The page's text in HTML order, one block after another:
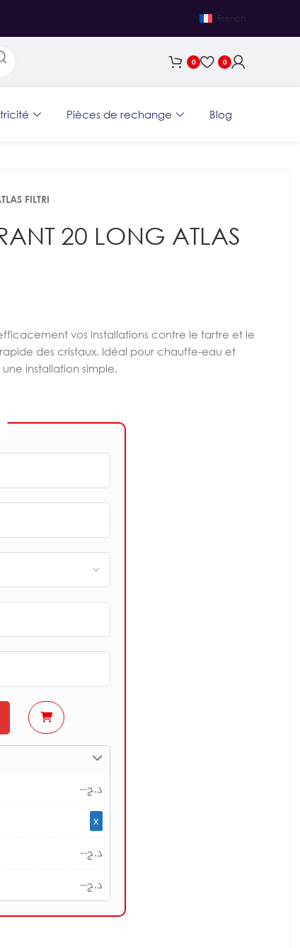
French
0 0
Pièces de rechange Blog
FILTRI
20 LONG ATLAS
efficacement vos installations contre le tartre et le
des cristaux. Idéal pour chauffe-eau et
installation simple.
--د.ج
x
--د.ج
--د.ج